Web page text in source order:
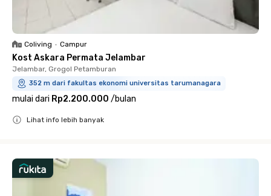
Coliving • Campur
Kost Askara Permata Jelambar
Jelambar, Grogol Petamburan
352 m dari fakultas ekonomi universitas tarumanagara
mulai dari Rp2.200.000 /bulan
Lihat info lebih banyak